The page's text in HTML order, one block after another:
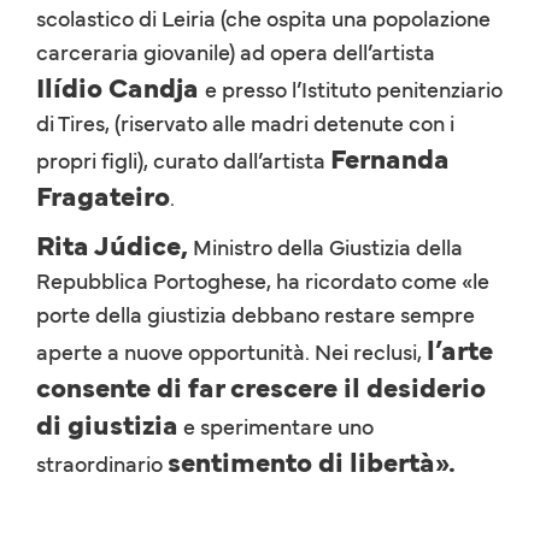
scolastico di Leiria (che ospita una popolazione
carceraria giovanile) ad opera dell’artista
Ilídio Candja e presso l’Istituto penitenziario
di Tires, (riservato alle madri detenute con i
propri figli), curato dall’artista Fernanda
Fragateiro.
Rita Júdice, Ministro della Giustizia della
Repubblica Portoghese, ha ricordato come «le
porte della giustizia debbano restare sempre
aperte a nuove opportunità. Nei reclusi, l’arte
consente di far crescere il desiderio
di giustizia e sperimentare uno
straordinario sentimento di libertà».